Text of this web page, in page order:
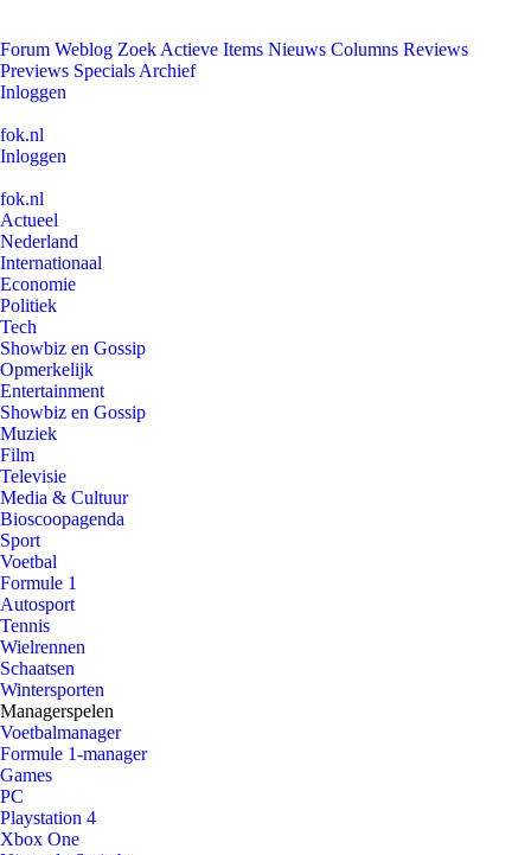
Forum Weblog Zoek Actieve Items Nieuws Columns Reviews
Previews Specials Archief
Inloggen
fok.nl
Inloggen
fok.nl
Actueel
Nederland
Internationaal
Economie
Politiek
Tech
Showbiz en Gossip
Opmerkelijk
Entertainment
Showbiz en Gossip
Muziek
Film
Televisie
Media & Cultuur
Bioscoopagenda
Sport
Voetbal
Formule 1
Autosport
Tennis
Wielrennen
Schaatsen
Wintersporten
Managerspelen
Voetbalmanager
Formule 1-manager
Games
PC
Playstation 4
Xbox One